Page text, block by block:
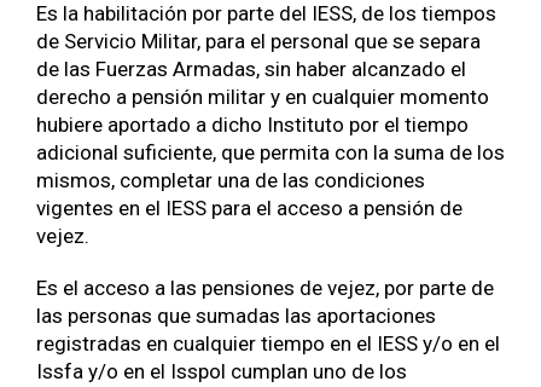
Es la habilitación por parte del IESS, de los tiempos
de Servicio Militar, para el personal que se separa
de las Fuerzas Armadas, sin haber alcanzado el
derecho a pensión militar y en cualquier momento
hubiere aportado a dicho Instituto por el tiempo
adicional suficiente, que permita con la suma de los
mismos, completar una de las condiciones
vigentes en el IESS para el acceso a pensión de
vejez.
Es el acceso a las pensiones de vejez, por parte de
las personas que sumadas las aportaciones
registradas en cualquier tiempo en el IESS y/o en el
Issfa y/o en el Isspol cumplan uno de los